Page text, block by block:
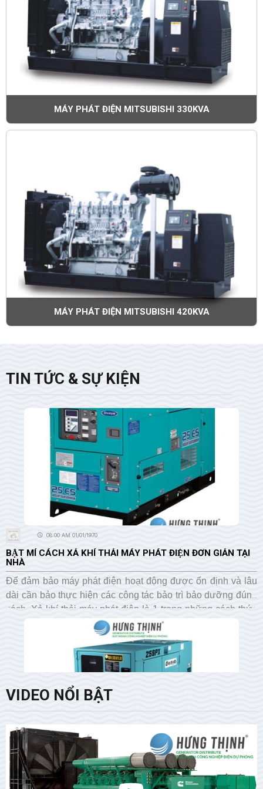
MÁY PHÁT ĐIỆN MITSUBISHI 330KVA
MÁY PHÁT ĐIỆN MITSUBISHI 420KVA
TIN TỨC & SỰ KIỆN
08:00 AM 01/01/1970
BẬT MÍ CÁCH XẢ KHÍ THẢI MÁY PHÁT ĐIỆN ĐƠN GIẢN TẠI
NHÀ
Để đảm bảo máy phát điện hoạt động được ổn định và lâu
dài cần bảo thực hiện các công tác bảo trì bảo dưỡng đúng
cách. Xả khí thải máy phát điện là 1 trong những cách thức
bảo trì bảo dưỡng hiệu quả. Hưng Thịnh bật mí cho bạn
cách xả khí thải máy phát điện đơn giản tại nhà trong bài
viết dưới đây nhé.
08:00 AM 01/01/1970
LẮP ĐẶT MÁY PHÁT ĐIỆN 25kVA CÓ LỢI ÍCH GÌ?
Máy phát điện 25kVA chắc chắn là sự lựa chọn hợp lý cho
VIDEO NỔI BẬT
Điện thoại (*)
Sản phẩm chọn (*)
ĐẶT HÀNG NGAY